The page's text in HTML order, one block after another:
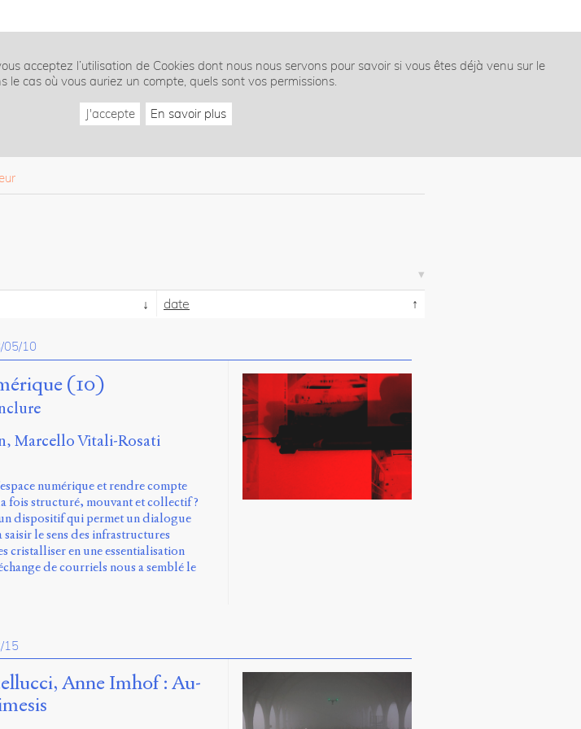
acceptez l’utilisation de Cookies dont nous nous servons pour savoir si vous êtes déjà venu sur le
cas où vous auriez un compte, quels sont vos permissions.
J'accepte En savoir plus
date
05/10
(10)
Marcello Vitali-Rosati
numérique et rendre compte
fois structuré, mouvant et collectif ?
dispositif qui permet un dialogue
le sens des infrastructures
cristalliser en une essentialisation
de courriels nous a semblé le
15
Anne Imhof : Au-